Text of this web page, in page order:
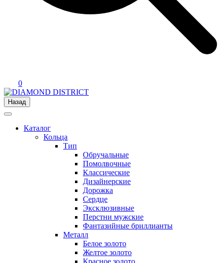
0
Назад
Каталог
Кольца
Тип
Обручальные
Помолвочные
Классические
Дизайнерские
Дорожка
Сердце
Эксклюзивные
Перстни мужские
Фантазийные бриллианты
Металл
Белое золото
Желтое золото
Красное золото